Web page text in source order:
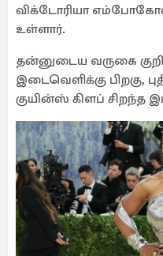
விக்டோரியா
உள்ளார்.
தன்னுடைய வருகை
இடைவெளிக்கு பிறகு,
குயின்ஸ் கிளப் சிறந்த